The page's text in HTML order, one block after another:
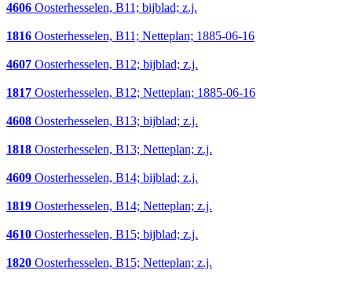
4606 Oosterhesselen, B11; bijblad; z.j.
1816 Oosterhesselen, B11; Netteplan; 1885-06-16
4607 Oosterhesselen, B12; bijblad; z.j.
1817 Oosterhesselen, B12; Netteplan; 1885-06-16
4608 Oosterhesselen, B13; bijblad; z.j.
1818 Oosterhesselen, B13; Netteplan; z.j.
4609 Oosterhesselen, B14; bijblad; z.j.
1819 Oosterhesselen, B14; Netteplan; z.j.
4610 Oosterhesselen, B15; bijblad; z.j.
1820 Oosterhesselen, B15; Netteplan; z.j.